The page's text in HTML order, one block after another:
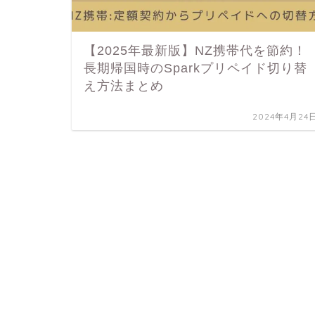
【2025年最新版】NZ携帯代を節約！
長期帰国時のSparkプリペイド切り替
え方法まとめ
2024年4月24